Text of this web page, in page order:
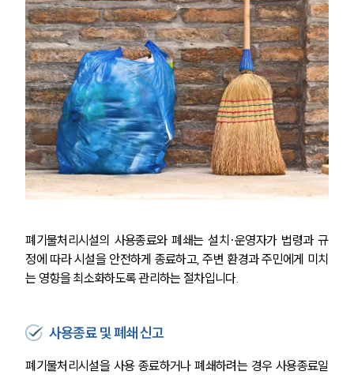
폐기물처리시설의 사용종료와 폐쇄는 설치·운영자가 법령과 규
정에 따라 시설을 안전하게 종료하고, 주변 환경과 주민에게 미치
는 영향을 최소화하도록 관리하는 절차입니다.
사용종료 및 폐쇄 신고
폐기물처리시설을 사용 종료하거나 폐쇄하려는 경우 사용종료일